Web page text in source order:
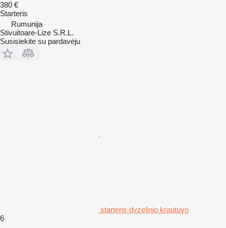
380 €
Starteris
Rumunija
Stivuitoare-Lize S.R.L.
Susisiekite su pardavėju
starteris dyzelinio krautuvo
6